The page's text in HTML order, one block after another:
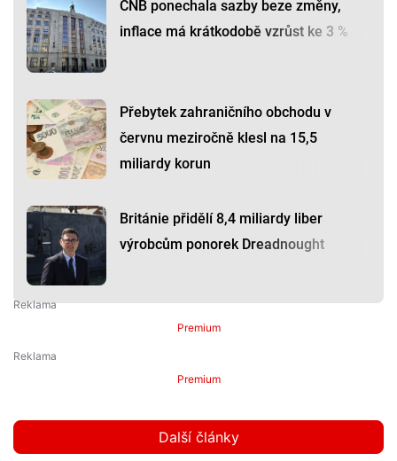
ČNB ponechala sazby beze změny,
inflace má krátkodobě vzrůst ke 3 %
Přebytek zahraničního obchodu v
červnu meziročně klesl na 15,5
miliardy korun
Británie přidělí 8,4 miliardy liber
výrobcům ponorek Dreadnought
Premium
Premium
Další články